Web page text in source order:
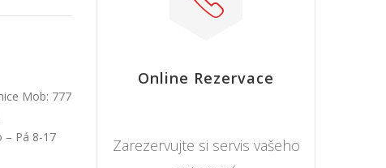
Mob: 777
– Pá 8-17
Online Rezervace
Zarezervujte si servis vašeho